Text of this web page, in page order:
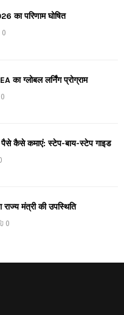
का परिणाम घोषित
0
ग्लोबल लर्निंग प्रोग्राम
0
कैसे कमाएं: स्टेप-बाय-स्टेप गाइड
राज्य मंत्री की उपस्थिति
0